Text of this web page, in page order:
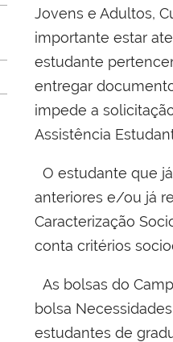
Jovens e Adultos,
importante estar
estudante
entregar
impede a
Assistência
O estudante que
anteriores e/ou já
Caracterização
conta critérios
As bolsas do
bolsa
estudantes de